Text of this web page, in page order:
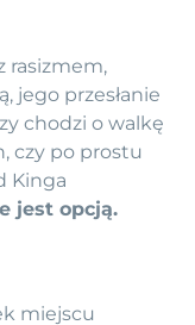
rasizmem,
jego przesłanie
chodzi o walkę
czy po prostu
Kinga
jest opcją.
miejscu